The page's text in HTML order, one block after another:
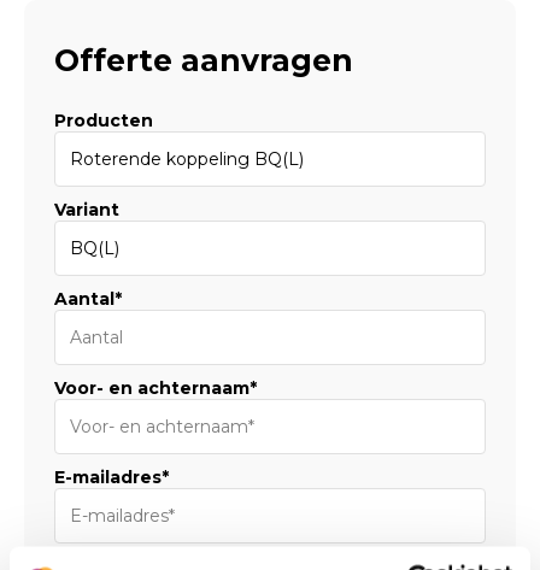
Offerte aanvragen
Producten
Variant
Aantal*
Voor- en achternaam*
E-mailadres*